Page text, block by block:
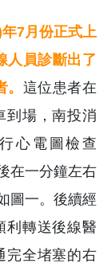
7月份正式上
人員診斷出了
這位患者在
到場，南投消
心電圖檢查
在一分鐘左右
圖一。後續經
利轉送後線醫
完全堵塞的右